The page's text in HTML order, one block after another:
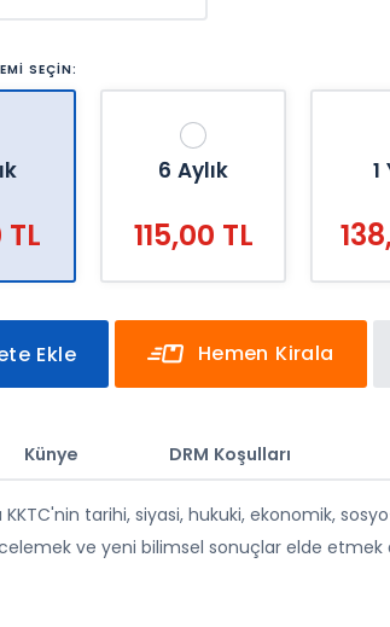
SEÇİN:
6 Aylık
115,00 TL
1
Ekle Hemen Kirala
Künye DRM Koşulları
KKTC'nin tarihi, siyasi, hukuki, ekonomik,
ve yeni bilimsel sonuçlar elde etmek